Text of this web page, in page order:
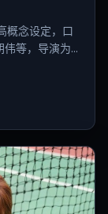
概念设定，口
伟等，导演为